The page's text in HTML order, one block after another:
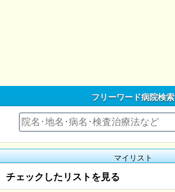
フリーワード病院検索
マイリスト
チェックしたリストを見る